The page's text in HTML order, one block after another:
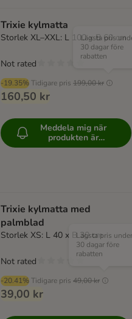
Trixie kylmatta
Storlek XL–XXL: L 100 x B 60 cm
-19.35% Tidigare pris 199,00 kr
Lägsta pris
30 dagar före
rabatten
160,50 kr
Not rated
Meddela mig när
produkten är
tillgänglig
Trixie kylmatta med
palmblad
Storlek XS: L 40 x B 30 cm
-20.41% Tidigare pris 49,00 kr
Lägsta pris under
30 dagar före
rabatten
39,00 kr
Not rated